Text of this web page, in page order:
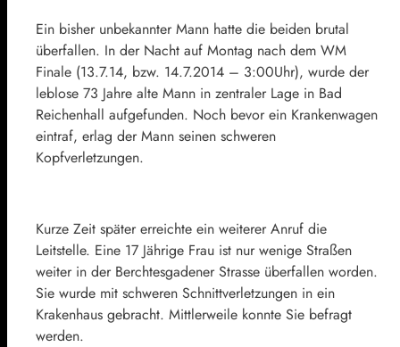
Ein bisher unbekannter Mann hatte die beiden brutal
überfallen. In der Nacht auf Montag nach dem WM
Finale (13.7.14, bzw. 14.7.2014 – 3:00Uhr), wurde der
leblose 73 Jahre alte Mann in zentraler Lage in Bad
Reichenhall aufgefunden. Noch bevor ein Krankenwagen
eintraf, erlag der Mann seinen schweren
Kopfverletzungen.
Kurze Zeit später erreichte ein weiterer Anruf die
Leitstelle. Eine 17 Jährige Frau ist nur wenige Straßen
weiter in der Berchtesgadener Strasse überfallen worden.
Sie wurde mit schweren Schnittverletzungen in ein
Krakenhaus gebracht. Mittlerweile konnte Sie befragt
werden.